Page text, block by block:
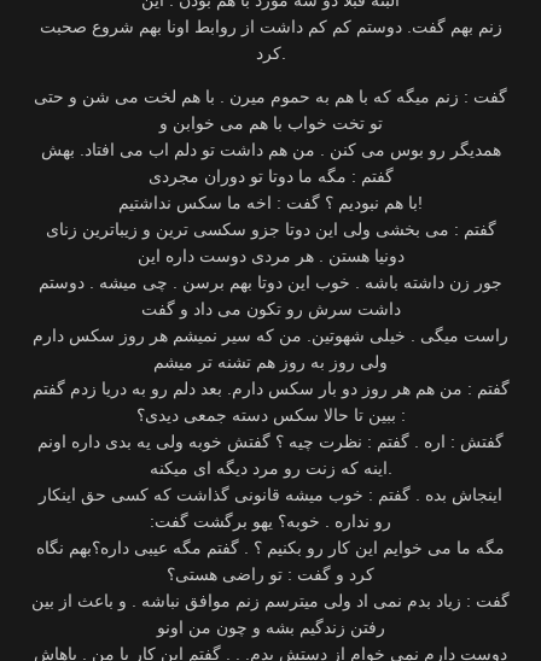
زنم بهم گفت‬. دوستم کم کم داشت از روابط اونا بهم شروع صحبت
کرد‬.
‫گفت : زنم میگه که با هم به حموم میرن . با هم لخت می شن و حتی
تو تخت خواب با هم می خوابن و‬
همدیگر رو بوس می کنن . من هم داشت تو دلم اب می افتاد. بهش
گفتم : مگه ما دوتا تو دوران مجردی
با هم نبودیم‬ ؟ گفت : اخه ما سکس نداشتیم‬!
‫گفتم : می بخشی ولی این دوتا جزو سکسی ترین و زیباترین زنای
دونیا هستن . هر مردی دوست داره این‬
جور زن داشته باشه . خوب این دوتا بهم برسن . چی میشه . دوستم
داشت سرش رو تکون می داد و گفت
راست میگی . خیلی شهوتین. من که سیر نمیشم هر روز سکس دارم
گفتم : من هم هر روز دو بار سکس دارم‬. ‫بعد دلم رو به دریا زدم گفتم
: ببین تا حالا سکس دسته جمعی دیدی؟
گفتش : اره . گفتم : نظرت چیه ؟ گفتش خوبه ولی یه بدی داره اونم
اینجاش بده‬ . ‫گفتم : خوب میشه قانونی گذاشت که کسی حق اینکار
رو نداره . خوبه؟ یهو برگشت گفت:
مگه ما می خوایم‬ ‫این کار رو بکنیم ؟ . گفتم مگه عیبی داره؟‌بهم نگاه
کرد و گفت : تو راضی هستی؟
گفت : زیاد بدم نمی اد‬ ‫ولی میترسم زنم موافق نباشه . و باعث از بین
رفتن زندگیم بشه و چون من اونو
دوست دارم نمی خوام از دستش بدم‬. . . گفتم این کار با من . باهاش